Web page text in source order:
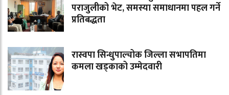
पराजुलीको भेट, समस्या समाधानमा पहल गर्ने
प्रतिबद्धता
रास्वपा सिन्धुपाल्चोक जिल्ला सभापतिमा
कमला खड्काको उम्मेदवारी